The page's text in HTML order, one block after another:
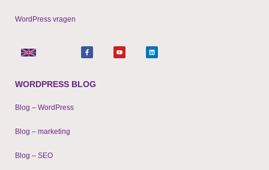
WordPress vragen
F
a
c
o
k
Y
o
u
L
i
n
WORDPRESS BLOG
Blog – WordPress
Blog – marketing
Blog – SEO